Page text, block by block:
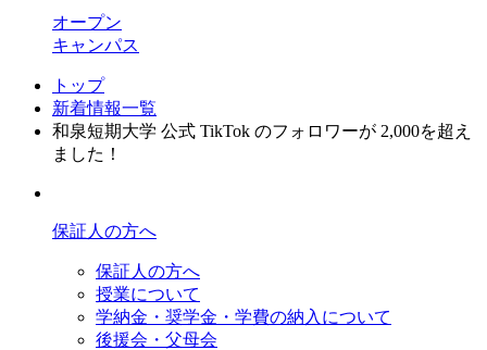
オープン
キャンパス
トップ
新着情報一覧
和泉短期大学 公式 TikTok のフォロワーが 2,000を超え
ました！
保証人の方へ
保証人の方へ
授業について
学納金・奨学金・学費の納入について
後援会・父母会